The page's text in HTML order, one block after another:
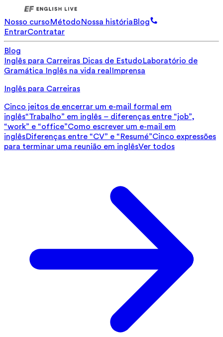
Nosso cursoMétodoNossa históriaBlog
EntrarContratar
Blog
Inglês para Carreiras Dicas de EstudoLaboratório de
Gramática Inglês na vida real Imprensa
Inglês para Carreiras
Cinco jeitos de encerrar um e-mail formal em
inglês“Trabalho” em inglês – diferenças entre “job”,
“work” e “office”Como escrever um e-mail em
inglêsDiferenças entre “CV” e “Resumé”Cinco expressões
para terminar uma reunião em inglêsVer todos